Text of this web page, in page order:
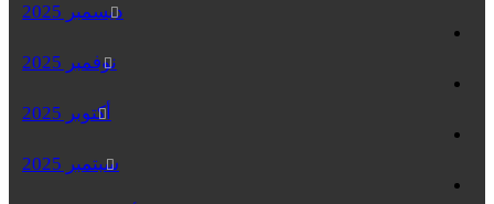
ديسمبر 2025
نوفمبر 2025
أكتوبر 2025
سبتمبر 2025